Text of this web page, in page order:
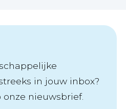
in jouw inbox?
nieuwsbrief.